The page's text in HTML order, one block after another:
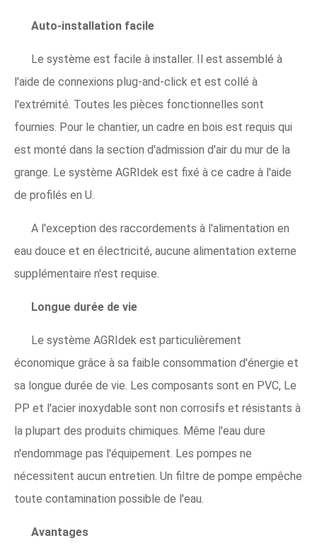
Auto-installation facile
Le système est facile à installer. Il est assemblé à
l'aide de connexions plug-and-click et est collé à
l'extrémité. Toutes les pièces fonctionnelles sont
fournies. Pour le chantier, un cadre en bois est requis qui
est monté dans la section d'admission d'air du mur de la
grange. Le système AGRIdek est fixé à ce cadre à l'aide
de profilés en U.
A l'exception des raccordements à l'alimentation en
eau douce et en électricité, aucune alimentation externe
supplémentaire n'est requise.
Longue durée de vie
Le système AGRIdek est particulièrement
économique grâce à sa faible consommation d'énergie et
sa longue durée de vie. Les composants sont en PVC, Le
PP et l'acier inoxydable sont non corrosifs et résistants à
la plupart des produits chimiques. Même l'eau dure
n'endommage pas l'équipement. Les pompes ne
nécessitent aucun entretien. Un filtre de pompe empêche
toute contamination possible de l'eau.
Avantages